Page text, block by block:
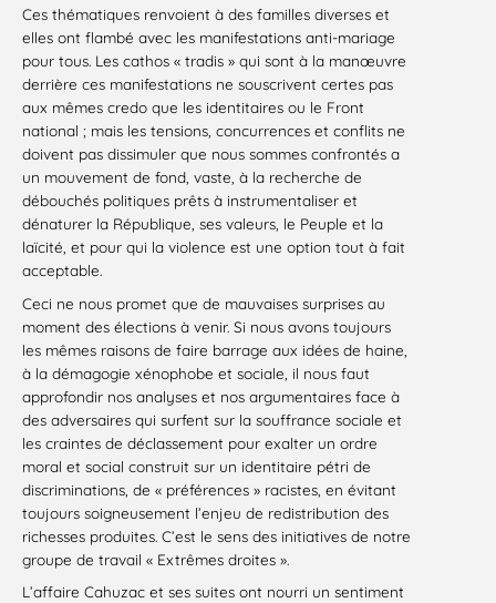
Ces thématiques renvoient à des familles diverses et
elles ont flambé avec les manifestations anti-mariage
pour tous. Les cathos « tradis » qui sont à la manœuvre
derrière ces manifestations ne souscrivent certes pas
aux mêmes credo que les identitaires ou le Front
national ; mais les tensions, concurrences et conflits ne
doivent pas dissimuler que nous sommes confrontés a
un mouvement de fond, vaste, à la recherche de
débouchés politiques prêts à instrumentaliser et
dénaturer la République, ses valeurs, le Peuple et la
laïcité, et pour qui la violence est une option tout à fait
acceptable.
Ceci ne nous promet que de mauvaises surprises au
moment des élections à venir. Si nous avons toujours
les mêmes raisons de faire barrage aux idées de haine,
à la démagogie xénophobe et sociale, il nous faut
approfondir nos analyses et nos argumentaires face à
des adversaires qui surfent sur la souffrance sociale et
les craintes de déclassement pour exalter un ordre
moral et social construit sur un identitaire pétri de
discriminations, de « préférences » racistes, en évitant
toujours soigneusement l’enjeu de redistribution des
richesses produites. C’est le sens des initiatives de notre
groupe de travail « Extrêmes droites ».
L’affaire Cahuzac et ses suites ont nourri un sentiment